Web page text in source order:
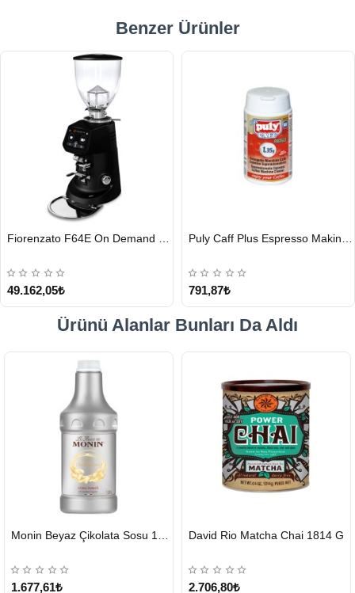
Benzer Ürünler
GÖNDERİ
49.162,05₺
GÖNDERİ
791,87₺
Ürünü Alanlar Bunları Da Aldı
GÖNDERİ
1.677,61₺
GÖNDERİ
David Rio Matcha Chai 1814 G
2.706,80₺